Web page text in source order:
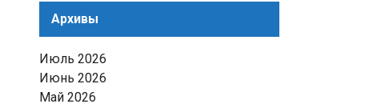
Архивы
Июль 2026
Июнь 2026
Май 2026